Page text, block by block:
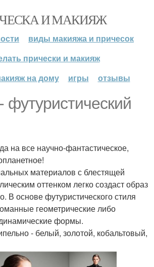
И МАКИЯЖ
виды макияжа и причесок
прически и макияж
на дому
игры отзывы
футуристический
на все научно-фантастическое,
материалов с блестящей
оттенком легко создаст образ
В основе футуристического стиля
геометрические либо
формы.
- белый, золотой, кобальтовый,